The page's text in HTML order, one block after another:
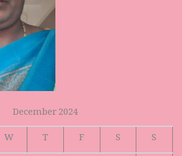
December 2024
W T F S
S